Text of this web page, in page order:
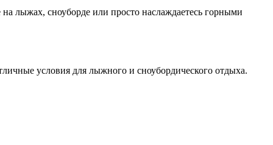
лыжах, сноуборде или просто наслаждаетесь горными
условия для лыжного и сноубордического отдыха.